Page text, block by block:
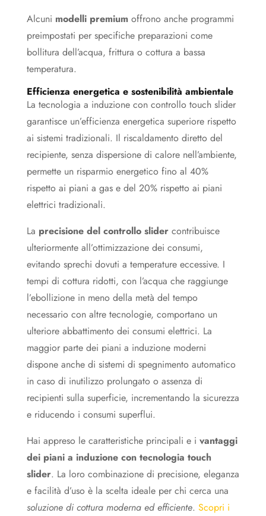
Alcuni modelli premiumoffrono anche programmi
preimpostati per specifiche preparazioni come
bollitura dell’acqua, frittura o cottura a bassa
temperatura.
Efficienza energetica e sostenibilità ambientale
La tecnologia a induzione con controllo touch slider
garantisce un’efficienza energetica superiore rispetto
ai sistemi tradizionali. Il riscaldamento diretto del
recipiente, senza dispersione di calore nell’ambiente,
permette un risparmio energetico fino al 40%
rispetto ai piani a gas e del 20% rispetto ai piani
elettrici tradizionali.
La precisione del controllo slidercontribuisce
ulteriormente all’ottimizzazione dei consumi,
evitando sprechi dovuti a temperature eccessive. I
tempi di cottura ridotti, con l’acqua che raggiunge
l’ebollizione in meno della metà del tempo
necessario con altre tecnologie, comportano un
ulteriore abbattimento dei consumi elettrici. La
maggior parte dei piani a induzione moderni
dispone anche di sistemi di spegnimento automatico
in caso di inutilizzo prolungato o assenza di
recipienti sulla superficie, incrementando la sicurezza
e riducendo i consumi superflui.
Hai appreso le caratteristiche principali e i vantaggi
dei piani a induzione con tecnologia touch
slider. La loro combinazione di precisione, eleganza
e facilità d’uso è la scelta ideale per chi cerca una
soluzione di cottura moderna ed efficiente. Scopri i